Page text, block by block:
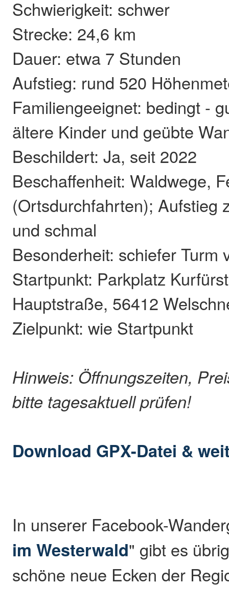
Schwierigkeit: schwer
Strecke: 24,6 km
Dauer: etwa 7 Stunden
Aufstieg: rund 520
Familiengeeignet: bedingt -
ältere Kinder und geübte
Beschildert: Ja, seit 2022
Beschaffenheit: Waldwege,
(Ortsdurchfahrten); Aufstieg
und schmal
Besonderheit: schiefer Turm
Startpunkt: Parkplatz
Hauptstraße, 56412
Zielpunkt: wie Startpunkt
Hinweis: Öffnungszeiten,
bitte tagesaktuell prüfen!
Download GPX-Datei &
In unserer Facebook-
im Westerwald" gibt es
schöne neue Ecken der